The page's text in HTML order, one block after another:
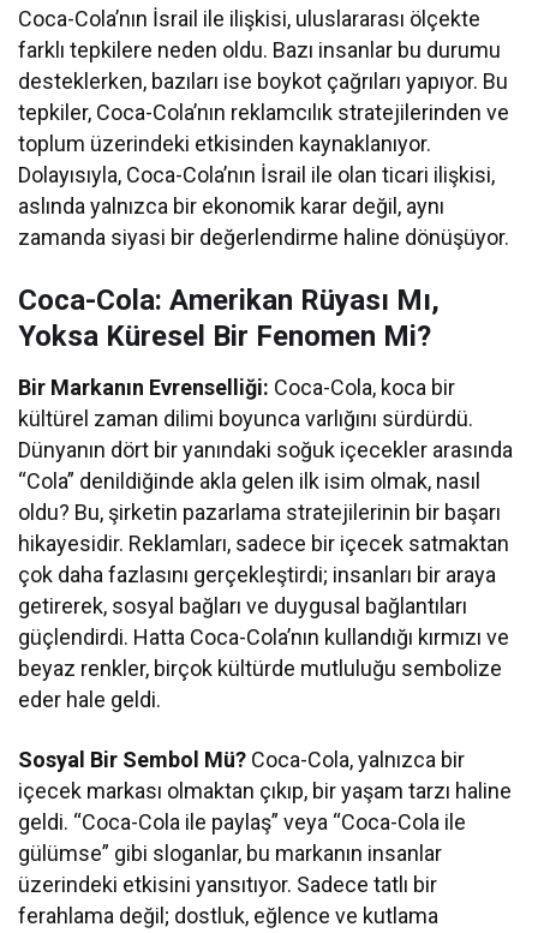
Coca-Cola’nın İsrail ile ilişkisi, uluslararası ölçekte
farklı tepkilere neden oldu. Bazı insanlar bu durumu
desteklerken, bazıları ise boykot çağrıları yapıyor. Bu
tepkiler, Coca-Cola’nın reklamcılık stratejilerinden ve
toplum üzerindeki etkisinden kaynaklanıyor.
Dolayısıyla, Coca-Cola’nın İsrail ile olan ticari ilişkisi,
aslında yalnızca bir ekonomik karar değil, aynı
zamanda siyasi bir değerlendirme haline dönüşüyor.
Coca-Cola: Amerikan Rüyası Mı,
Yoksa Küresel Bir Fenomen Mi?
Bir Markanın Evrenselliği: Coca-Cola, koca bir
kültürel zaman dilimi boyunca varlığını sürdürdü.
Dünyanın dört bir yanındaki soğuk içecekler arasında
“Cola” denildiğinde akla gelen ilk isim olmak, nasıl
oldu? Bu, şirketin pazarlama stratejilerinin bir başarı
hikayesidir. Reklamları, sadece bir içecek satmaktan
çok daha fazlasını gerçekleştirdi; insanları bir araya
getirerek, sosyal bağları ve duygusal bağlantıları
güçlendirdi. Hatta Coca-Cola’nın kullandığı kırmızı ve
beyaz renkler, birçok kültürde mutluluğu sembolize
eder hale geldi.
Sosyal Bir Sembol Mü? Coca-Cola, yalnızca bir
içecek markası olmaktan çıkıp, bir yaşam tarzı haline
geldi. “Coca-Cola ile paylaş” veya “Coca-Cola ile
gülümse” gibi sloganlar, bu markanın insanlar
üzerindeki etkisini yansıtıyor. Sadece tatlı bir
ferahlama değil; dostluk, eğlence ve kutlama